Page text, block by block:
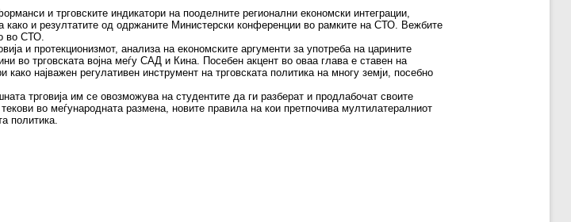
и трговските индикатори на пооделните регионални економски интеграции,
и резултатите од одржаните Министерски конференции во рамките на СТО. Вежбите
во СТО.
и протекционизмот, анализа на економските аргументи за употреба на царините
во трговската војна меѓу САД и Кина. Посебен акцент во оваа глава е ставен на
најважен регулативен инструмент на трговската политика на многу земји, посебно
трговија им се овозможува на студентите да ги разберат и продлабочат своите
во меѓународната размена, новите правила на кои претпочива мултилатералниот
политика.